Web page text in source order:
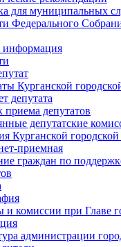
для муниципальных
Федерального
Курганской
депутата
приема депутатов
депутатские
Курганской
приемная
граждан по
и комиссии при Главе
администрации